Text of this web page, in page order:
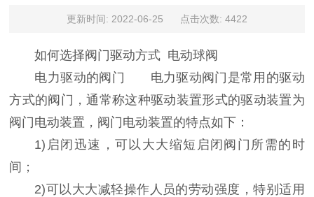
更新时间: 2022-06-25 点击次数: 4422
如何选择阀门驱动方式 电动球阀
电力驱动的阀门 电力驱动阀门是常用的驱动
方式的阀门，通常称这种驱动装置形式的驱动装置为
阀门电动装置，阀门电动装置的特点如下：
1)启闭迅速，可以大大缩短启闭阀门所需的时
间；
2)可以大大减轻操作人员的劳动强度，特别适用